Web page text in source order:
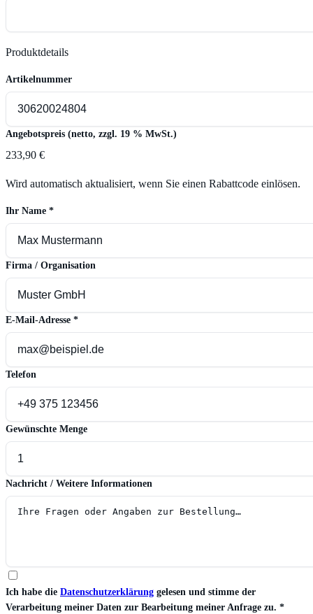
Produktdetails
Artikelnummer
Angebotspreis (netto, zzgl. 19 % MwSt.)
233,90 €
Wird automatisch aktualisiert, wenn Sie einen Rabattcode einlösen.
Ihr Name *
Firma / Organisation
E-Mail-Adresse *
Telefon
Gewünschte Menge
Nachricht / Weitere Informationen
Ich habe die Datenschutzerklärung gelesen und stimme der
Verarbeitung meiner Daten zur Bearbeitung meiner Anfrage zu. *